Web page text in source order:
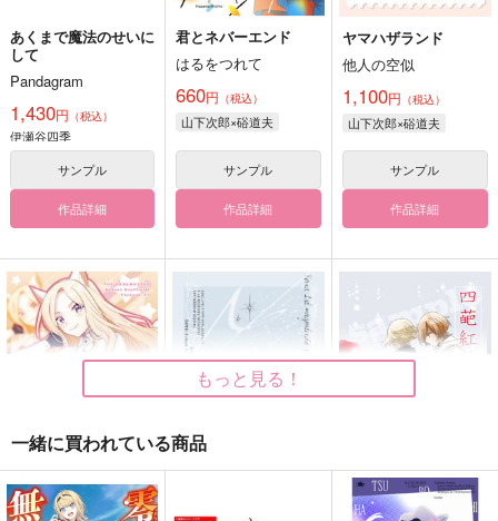
あくまで魔法のせいに
して
Pandagram
1,430円 （税込）
伊瀬谷四季
サンプル
作品詳細
君とネバーエンド
はるをつれて
660円 （税込）
山下次郎×硲道夫
サンプル
作品詳細
ヤマハザランド
他人の空似
1,100円 （税込）
山下次郎×硲道夫
サンプル
作品詳細
一番星は諦めにゃい！
四葩紅藍オカトトキ
もっと見る！
一緒に買われている商品